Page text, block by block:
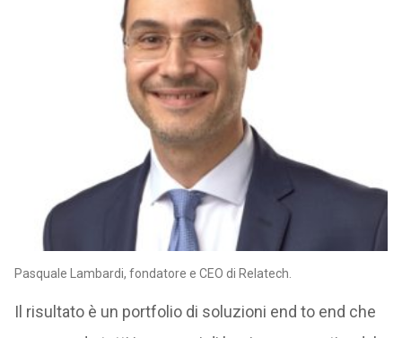
Pasquale Lambardi, fondatore e CEO di Relatech.
Il risultato è un portfolio di soluzioni end to end che